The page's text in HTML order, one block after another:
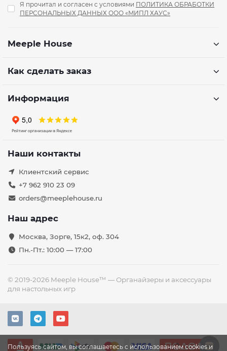
Пользуясь сайтом, вы соглашаетесь с использованием cookies и
Я прочитал и согласен с условиями ПОЛИТИКА ОБРАБОТКИ
ПЕРСОНАЛЬНЫХ ДАННЫХ ООО «МИПЛ ХАУС»
Meeple House
Как сделать заказ
Информация
Наши контакты
Клиентский сервис
+7 962 910 23 09
orders@meeplehouse.ru
Наш адрес
Москва, Зорге, 15к2, оф. 304
Пн.-Пт.: 10:00 — 17:00
© 2019-2026 Meeple House™ — Органайзеры и аксессуары
для настольных игр